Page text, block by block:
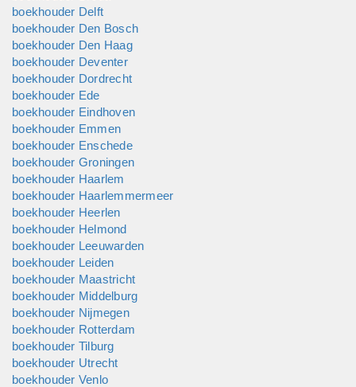
boekhouder Delft
boekhouder Den Bosch
boekhouder Den Haag
boekhouder Deventer
boekhouder Dordrecht
boekhouder Ede
boekhouder Eindhoven
boekhouder Emmen
boekhouder Enschede
boekhouder Groningen
boekhouder Haarlem
boekhouder Haarlemmermeer
boekhouder Heerlen
boekhouder Helmond
boekhouder Leeuwarden
boekhouder Leiden
boekhouder Maastricht
boekhouder Middelburg
boekhouder Nijmegen
boekhouder Rotterdam
boekhouder Tilburg
boekhouder Utrecht
boekhouder Venlo